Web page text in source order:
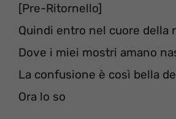
[Pre-Ritornello]
Quindi entro nel cuore della
Dove i miei mostri amano
La confusione è così bella
Ora lo so